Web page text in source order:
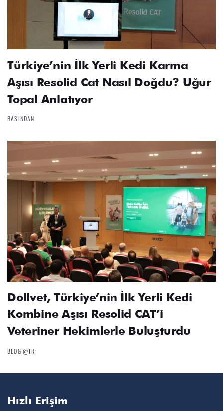
Türkiye’nin İlk Yerli Kedi Karma
Aşısı Resolid Cat Nasıl Doğdu? Uğur
Topal Anlatıyor
BASINDAN
Dollvet, Türkiye’nin İlk Yerli Kedi
Kombine Aşısı Resolid CAT’i
Veteriner Hekimlerle Buluşturdu
BLOG @TR
Hızlı Erişim